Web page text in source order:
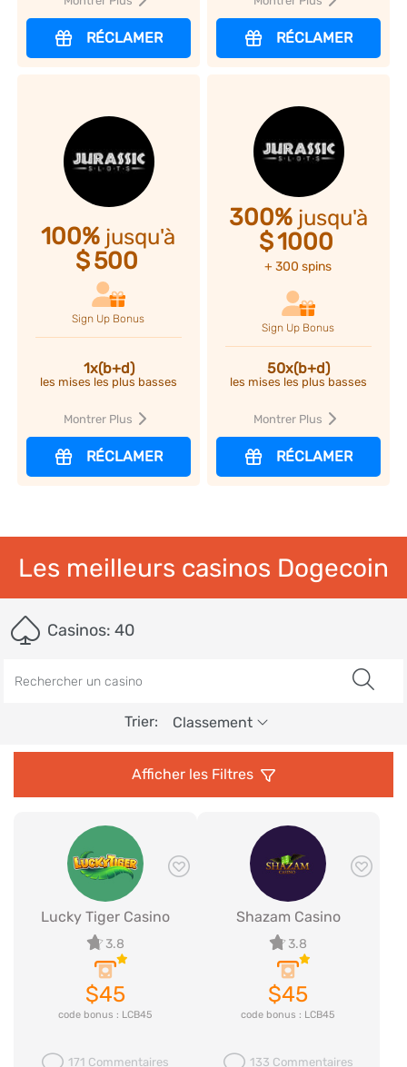
RÉCLAMER RÉCLAMER
100% jusqu'à
$500
Sign Up Bonus
1x(b+d)
les mises les plus basses
Montrer Plus
RÉCLAMER
300%jusqu'à
$1000
+ 300 spins
Sign Up Bonus
50x(b+d)
les mises les plus basses
Montrer Plus
RÉCLAMER
Les meilleurs casinos Dogecoin
Casinos:40
Trier: Classement
Afficher les Filtres
Lucky Tiger Casino
3.8
$45
code bonus : LCB45
171 Commentaires
Shazam Casino
3.8
$45
code bonus : LCB45
133 Commentaires